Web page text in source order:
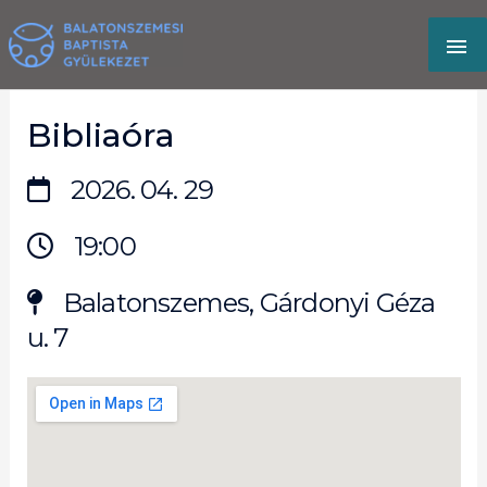
to
content
Bibliaóra
2026. 04. 29
19:00
Balatonszemes, Gárdonyi Géza
u. 7